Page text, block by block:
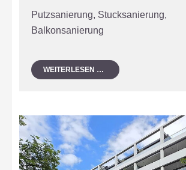
Putzsanierung, Stucksanierung,
Balkonsanierung
WEITERLESEN … SANIERUNG
STUCKFASSADE
BERLIN
CHARLOTTENBURG